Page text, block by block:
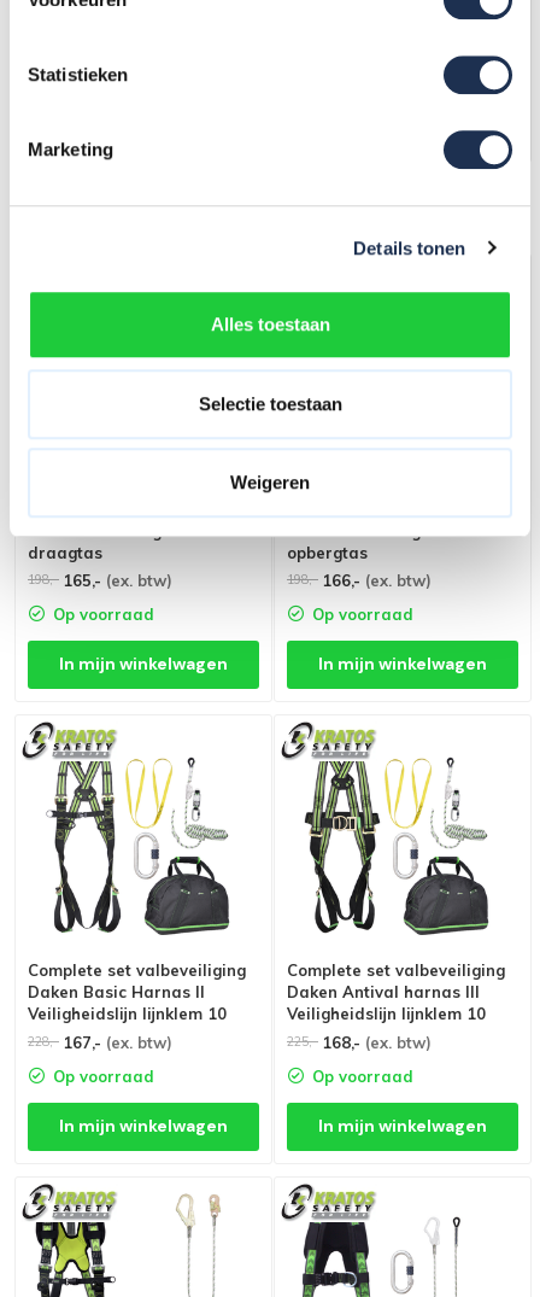
Statistieken
Marketing
Details tonen
Alles toestaan
Selectie toestaan
Weigeren
Op voorraad
Grootste assortiment vanNederland
draagtas
198,- 165,- (ex. btw)
Op voorraad
In mijn winkelwagen
opbergtas
198,- 166,- (ex. btw)
Op voorraad
In mijn winkelwagen
Complete set valbeveiliging
Daken Basic Harnas II
Veiligheidslijn lijnklem 10
Ankerstrop Stalen
karabijnhaak
228,- 167,- (ex. btw)
Op voorraad
In mijn winkelwagen
Complete set valbeveiliging
Daken Antival harnas III
Veiligheidslijn lijnklem 10
Ankerstrop Stalen
karabijnhaak
225,- 168,- (ex. btw)
Op voorraad
In mijn winkelwagen